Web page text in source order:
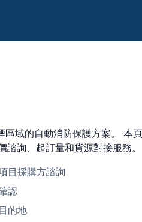
區域的自動消防保護方案。 本
詢、起訂量和貨源對接服務。
目採購方諮詢
認
的地